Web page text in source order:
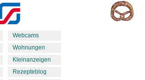
Webcams
Wohnungen
Kleinanzeigen
Rezepteblog